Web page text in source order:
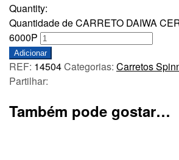
Quantity:
Quantidade de CARRETO DAIWA
6000P
Adicionar
REF: 14504Categorias: Carretos
Partilhar:
Também pode gostar…